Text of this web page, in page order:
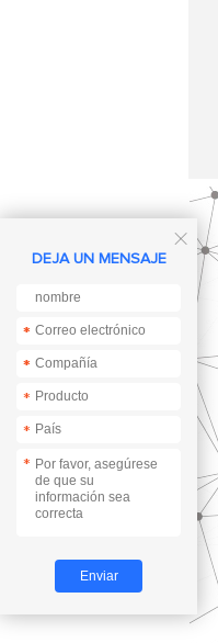

DEJA UN MENSAJE
*
*
*
*
*
*
*